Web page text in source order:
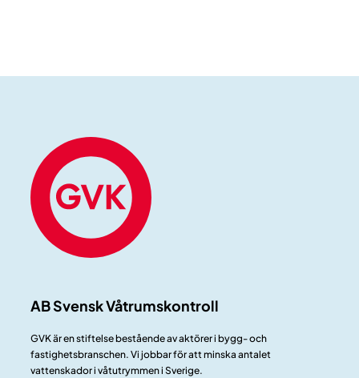
AB Svensk Våtrumskontroll
GVK är en stiftelse bestående av aktörer i bygg- och
fastighetsbranschen. Vi jobbar för att minska antalet
vattenskador i våtutrymmen i Sverige.